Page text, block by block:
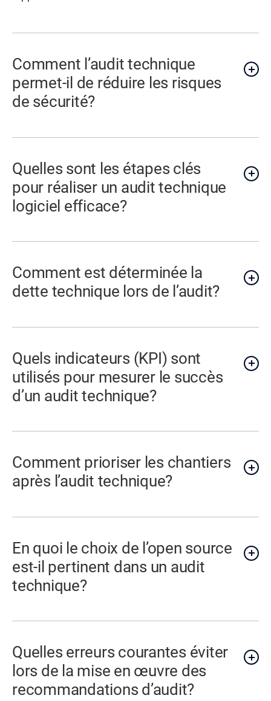
Comment l’audit technique
permet-il de réduire les risques
de sécurité?
Quelles sont les étapes clés
pour réaliser un audit technique
logiciel efficace?
Comment est déterminée la
dette technique lors de l’audit?
Quels indicateurs (KPI) sont
utilisés pour mesurer le succès
d’un audit technique?
Comment prioriser les chantiers
après l’audit technique?
En quoi le choix de l’open source
est-il pertinent dans un audit
technique?
Quelles erreurs courantes éviter
lors de la mise en œuvre des
recommandations d’audit?